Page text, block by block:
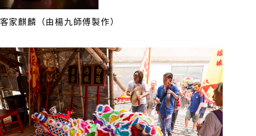
客家麒麟（由楊九師傅製作）